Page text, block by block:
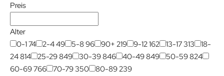
Preis
Alter
0-174 2-449 5-896 90+ 219 9-12162 13-17313
18-
24814 25-29849 30-39846 40-49849 50-59824
60-69766 70-79350 80-89239